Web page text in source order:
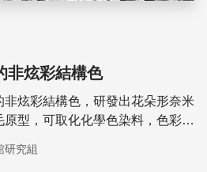
非炫彩結構色
炫彩結構色，研發出花朵形奈米
型，可取化化學色染料，色彩豔
適清晰效果。
研究組